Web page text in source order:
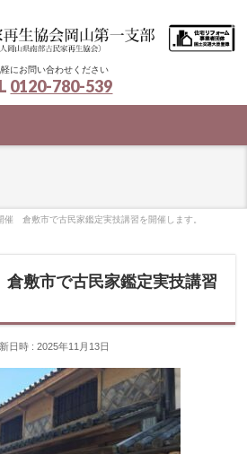
軽にお問い合わせください
0120-780-539
催 倉敷市で古民家鑑定実技講習を開催します。
敷市で古民家鑑定実技講習
日時 : 2025年11月13日